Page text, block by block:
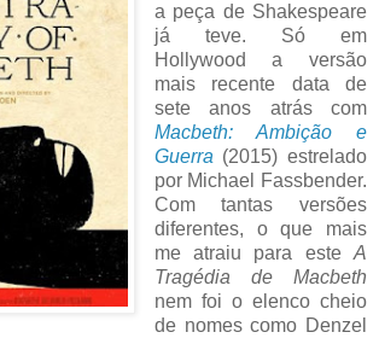
a peça de Shakespeare
já teve. Só em
Hollywood a versão
mais recente data de
sete anos atrás com
Macbeth: Ambição e
Guerra (2015) estrelado
por Michael Fassbender.
Com tantas versões
diferentes, o que mais
me atraiu para este A
Tragédia de Macbeth
nem foi o elenco cheio
de nomes como Denzel